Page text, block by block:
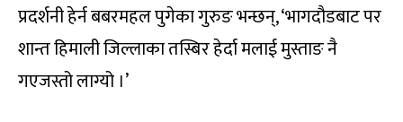
प्रदर्शनी हेर्न बबरमहल पुगेका गुरुङ भन्छन्, ‘भागदौडबाट पर
शान्त हिमाली जिल्लाका तस्बिर हेर्दा मलाई मुस्ताङ नै
गएजस्तो लाग्यो ।’